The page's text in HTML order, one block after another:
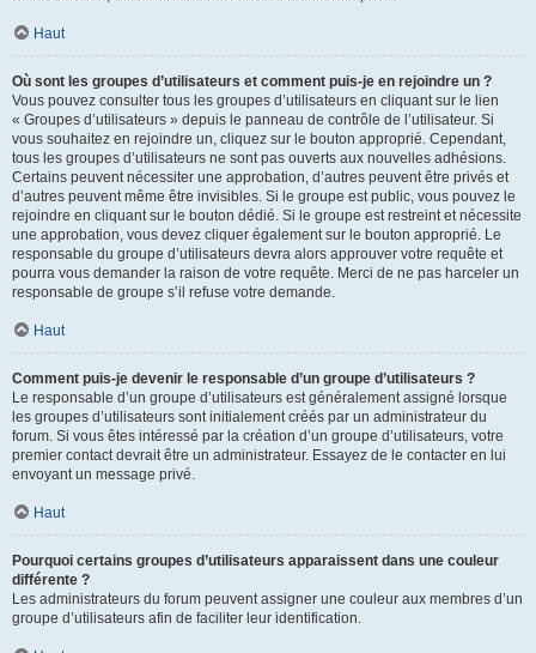
Haut
Où sont les groupes d’utilisateurs et comment puis-je en rejoindre un ?
Vous pouvez consulter tous les groupes d’utilisateurs en cliquant sur le lien
« Groupes d’utilisateurs » depuis le panneau de contrôle de l’utilisateur. Si
vous souhaitez en rejoindre un, cliquez sur le bouton approprié. Cependant,
tous les groupes d’utilisateurs ne sont pas ouverts aux nouvelles adhésions.
Certains peuvent nécessiter une approbation, d’autres peuvent être privés et
d’autres peuvent même être invisibles. Si le groupe est public, vous pouvez le
rejoindre en cliquant sur le bouton dédié. Si le groupe est restreint et nécessite
une approbation, vous devez cliquer également sur le bouton approprié. Le
responsable du groupe d’utilisateurs devra alors approuver votre requête et
pourra vous demander la raison de votre requête. Merci de ne pas harceler un
responsable de groupe s’il refuse votre demande.
Haut
Comment puis-je devenir le responsable d’un groupe d’utilisateurs ?
Le responsable d’un groupe d’utilisateurs est généralement assigné lorsque
les groupes d’utilisateurs sont initialement créés par un administrateur du
forum. Si vous êtes intéressé par la création d’un groupe d’utilisateurs, votre
premier contact devrait être un administrateur. Essayez de le contacter en lui
envoyant un message privé.
Haut
Pourquoi certains groupes d’utilisateurs apparaissent dans une couleur
différente ?
Les administrateurs du forum peuvent assigner une couleur aux membres d’un
groupe d’utilisateurs afin de faciliter leur identification.